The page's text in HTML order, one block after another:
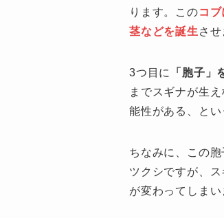
ります。このコ
茎などを誕生 させ
3つ目に 「胞子」
までスギナが生
能性がある、とい
ちなみに、この胞
ツクシですが、
が変わってしまい